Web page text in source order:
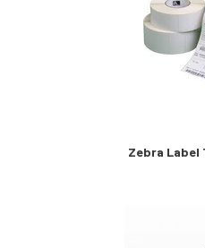
Zebra Label